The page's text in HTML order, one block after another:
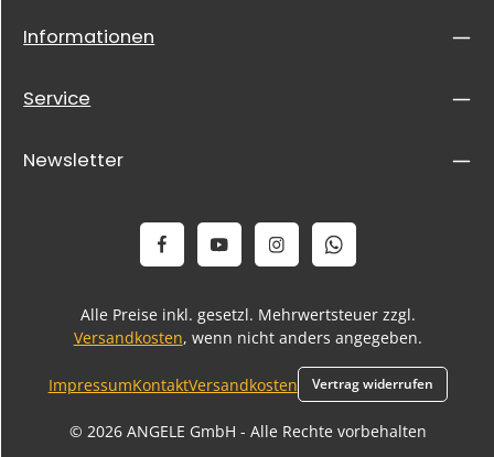
Informationen
Service
Newsletter
Alle Preise inkl. gesetzl. Mehrwertsteuer zzgl.
Versandkosten, wenn nicht anders angegeben.
© 2026 ANGELE GmbH - Alle Rechte vorbehalten
ImpressumKontaktVersandkosten Vertrag widerrufen